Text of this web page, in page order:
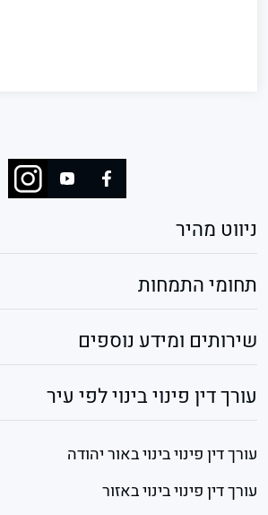
ניווט מהיר
תחומי התמחות
שירותים ומידע נוספים
עורך דין פינוי בינוי לפי עיר
עורך דין פינוי בינוי באור יהודה
עורך דין פינוי בינוי באזור